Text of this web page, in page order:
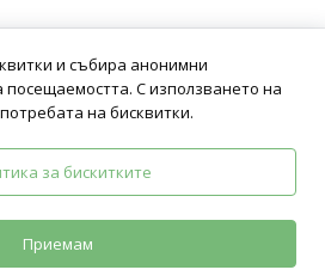
Общи условия
и събира анонимни
посещаемостта. С използването на
на бисквитки.
за бискитките
Приемам